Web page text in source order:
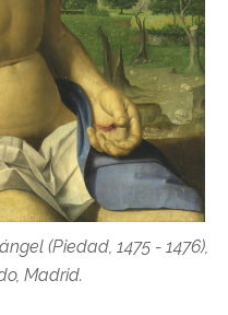
(Piedad, 1475 - 1476),
Madrid.